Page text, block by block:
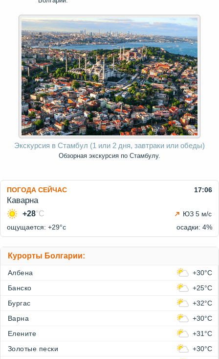
Экскурсия в Стамбул (1 или 2 дня, завтраки или обеды)
Обзoрная экскурсия по Стамбулу.
ПОГОДА СЕЙЧАС 17:06
Каварна
+28°C
ЮЗ 5 м/с
ощущается: +29°c
осадки: 4%
Курорты Болгарии:
Албена
+30°C
Банско
+25°C
Бургас
+32°C
Варна
+30°C
Елените
+31°C
Золотые пески
+30°C